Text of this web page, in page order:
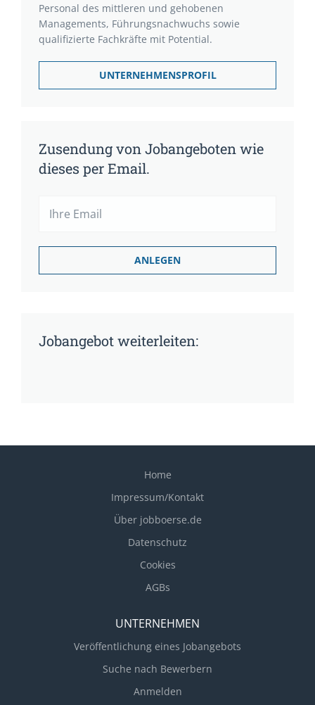
Personal des mittleren und gehobenen
Managements, Führungsnachwuchs sowie
qualifizierte Fachkräfte mit Potential.
UNTERNEHMENSPROFIL
Zusendung von Jobangeboten wie
dieses per Email.
Jobangebot weiterleiten:
Home
Impressum/Kontakt
Über jobboerse.de
Datenschutz
Cookies
AGBs
UNTERNEHMEN
Veröffentlichung eines Jobangebots
Suche nach Bewerbern
Anmelden